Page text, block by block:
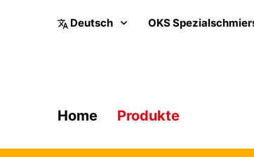
OKS
Home Produkte